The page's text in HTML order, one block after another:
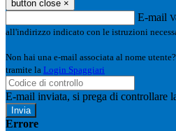
button close ×
E-mail
all'indirizzo indicato con le istruzioni
Non hai una e-mail associata al nome
tramite la Login Spaggiari
E-mail inviata, si prega di controllare
Errore